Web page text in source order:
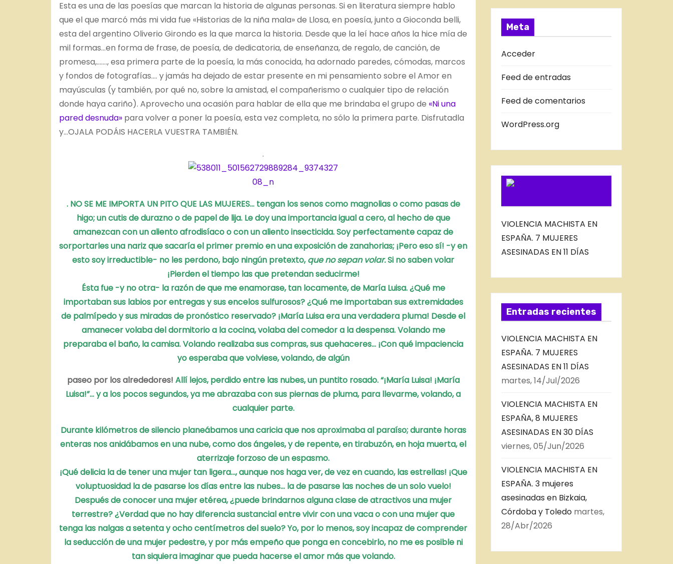
Esta es una de las poesías que marcan la historia de algunas personas. Si en literatura siempre hablo
que el que marcó más mi vida fue «Historias de la niña mala» de Llosa, en poesía, junto a Gioconda belli,
esta del argentino Oliverio Girondo es la que marca la historia. Desde que la leí hace años la hice mía de
mil formas…en forma de frase, de poesía, de dedicatoria, de enseñanza, de regalo, de canción, de
promesa,……., esa primera parte de la poesía, la más conocida, ha adornado paredes, cómodas, marcos
y fondos de fotografías…. y jamás ha dejado de estar presente en mi pensamiento sobre el Amor en
mayúsculas (y también, por qué no, sobre la amistad, el compañerismo o cualquier tipo de relación
donde haya cariño). Aprovecho una ocasión para hablar de ella que me brindaba el grupo de «Ni una
pared desnuda» para volver a poner la poesía, esta vez completa, no sólo la primera parte. Disfrutadla
y…OJALA PODÁIS HACERLA VUESTRA TAMBIÉN.
.
. NO SE ME IMPORTA UN PITO QUE LAS MUJERES… tengan los senos como magnolias o como pasas de
higo;un cutis de durazno o de papel de lija. Le doy una importancia igual a cero,al hecho de que
amanezcan con un aliento afrodisíacoo con un aliento insecticida.Soy perfectamente capaz de
sorportarlesuna nariz que sacaría el primer premioen una exposición de zanahorias; ¡Pero eso sí! -y en
esto soy irreductible- no les perdono,bajo ningún pretexto,que no sepan volar.Si no saben volar
¡Pierden el tiempo las que pretendan seducirme!
Ésta fue -y no otra- la razón de que me enamorase,tan locamente, de María Luisa.¿Qué me
importaban sus labios por entregas y sus encelos sulfurosos?¿Qué me importaban sus extremidades
de palmípedoy sus miradas de pronóstico reservado? ¡María Luisa era una verdadera pluma! Desde el
amanecer volaba del dormitorio a la cocina,volaba del comedor a la despensa.Volando me
preparaba el baño, la camisa.Volando realizaba sus compras, sus quehaceres… ¡Con qué impaciencia
yo esperaba que volviese, volando,de algún
paseo por los alrededores! Allí lejos, perdido entre las nubes, un puntito rosado.“¡María Luisa! ¡María
Luisa!”… y a los pocos segundos,ya me abrazaba con sus piernas de pluma,para llevarme, volando, a
cualquier parte.
Durante kilómetros de silencio planeábamos una cariciaque nos aproximaba al paraíso;durante horas
enteras nos anidábamos en una nube,como dos ángeles, y de repente,en tirabuzón, en hoja muerta,el
aterrizaje forzoso de un espasmo.
¡Qué delicia la de tener una mujer tan ligera…,aunque nos haga ver, de vez en cuando, las estrellas! ¡Que
voluptuosidad la de pasarse los días entre las nubes… la de pasarse las noches de un solo vuelo!
Después de conocer una mujer etérea,¿puede brindarnos alguna clase de atractivos una mujer
terrestre?¿Verdad que no hay diferencia sustancialentre vivir con una vaca o con una mujerque
tenga las nalgas a setenta y ocho centímetros del suelo?Yo, por lo menos, soy incapaz de comprender
la seducción de una mujer pedestre,y por más empeño que ponga en concebirlo,no me es posible ni
tan siquiera imaginarque pueda hacerse el amor más que volando.
s
R
D
A
D
B
O
G
Meta
Acceder
Feed de entradas
Feed de comentarios
WordPress.org
VIOLENCIA MACHISTA EN
ESPAÑA. 7 MUJERES
ASESINADAS EN 11 DÍAS
Entradas recientes
VIOLENCIA MACHISTA EN
ESPAÑA. 7 MUJERES
ASESINADAS EN 11 DÍAS
martes, 14/Jul/2026
VIOLENCIA MACHISTA EN
ESPAÑA, 8 MUJERES
ASESINADAS EN 30 DÍAS
viernes, 05/Jun/2026
VIOLENCIA MACHISTA EN
ESPAÑA. 3 mujeres
asesinadas en Bizkaia,
Córdoba y Toledo martes,
28/Abr/2026